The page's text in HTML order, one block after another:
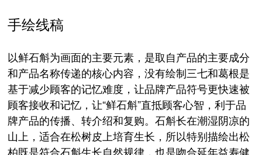
手绘线稿
以鲜石斛为画面的主要元素，是取自产品的主要成分
和产品名称传递的核心内容，没有绘制三七和葛根是
基于减少顾客的记忆难度，让品牌产品符号更快速被
顾客接收和记忆，让“鲜石斛”直抵顾客心智，利于品
牌产品的传播、转介绍和复购。石斛长在潮湿阴凉的
山上，适合在松树皮上培育生长，所以特别描绘出松
柏既是符合石斛生长自然规律，也是吻合延年益寿健